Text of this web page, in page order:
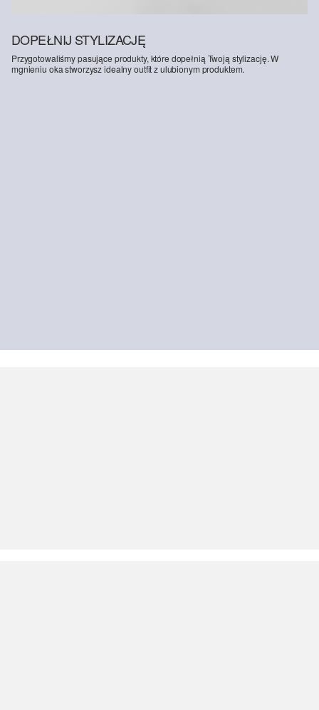
DOPEŁNIJ STYLIZACJĘ
Przygotowaliśmy pasujące produkty, które dopełnią Twoją stylizację. W
mgnieniu oka stworzysz idealny outfit z ulubionym produktem.